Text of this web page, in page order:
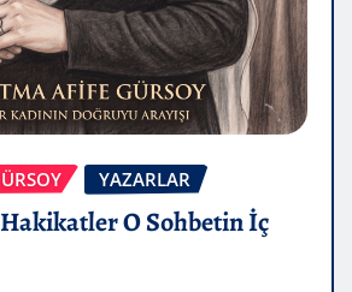
YAZARLAR
O Sohbetin İç